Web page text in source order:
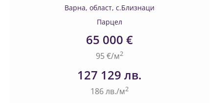
Варна, област, с.Близнаци
Парцел
65 000 €
95 €/м2
127 129 лв.
186 лв./м2